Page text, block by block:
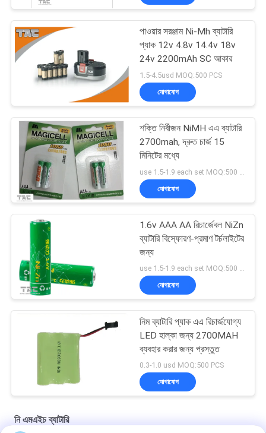
পাওয়ার সরঞ্জাম Ni-Mh ব্যাটারি
প্যাক 12v 4.8v 14.4v 18v
24v 2200mAh SC আকার
1.5-4.5usd MOQ:500 PCS
যোগাযোগ
শক্তি নির্বীজন NiMH এএ ব্যাটারি
2700mah, দ্রুত চার্জ 15
মিনিটের মধ্যে
যোগাযোগ
1.6v AAA AA রিচার্জেবল NiZn
ব্যাটারি বিস্ফোরণ-প্রমাণ টর্চলাইটের
জন্য
use 1.5-1.9 each set MOQ:500 PCS
যোগাযোগ
নিম ব্যাটারি প্যাক এএ রিচার্জযোগ্য
LED হাল্কা জন্য 2700MAH
ব্যবহার করার জন্য প্রস্তুত
0.3-1.0 usd MOQ:500 PCS
যোগাযোগ
নি এমএইচ ব্যাটারি